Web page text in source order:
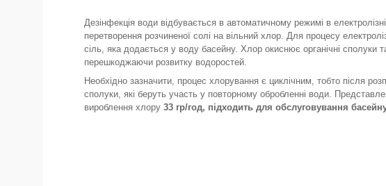
Дезінфекція води відбувається в автоматичному режимі в
перетворення розчиненої солі на вільний хлор. Для процесу
сіль, яка додається у воду басейну. Хлор окиснює органічні сполуки
перешкоджаючи розвитку водоростей.
Необхідно зазначити, процес хлорування є циклічним, тобто після
сполуки, які беруть участь у повторному обробленні води.
вироблення хлору 33 гр/год, підходить для обслуговування